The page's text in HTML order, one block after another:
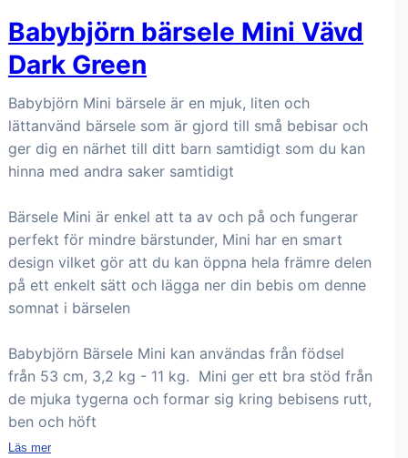
Babybjörn bärsele Mini Vävd
Dark Green
Babybjörn Mini bärsele är en mjuk, liten och
lättanvänd bärsele som är gjord till små bebisar och
ger dig en närhet till ditt barn samtidigt som du kan
hinna med andra saker samtidigt
Bärsele Mini är enkel att ta av och på och fungerar
perfekt för mindre bärstunder, Mini har en smart
design vilket gör att du kan öppna hela främre delen
på ett enkelt sätt och lägga ner din bebis om denne
somnat i bärselen
Babybjörn Bärsele Mini kan användas från födsel
från 53 cm, 3,2 kg - 11 kg. Mini ger ett bra stöd från
de mjuka tygerna och formar sig kring bebisens rutt,
ben och höft
Läs mer